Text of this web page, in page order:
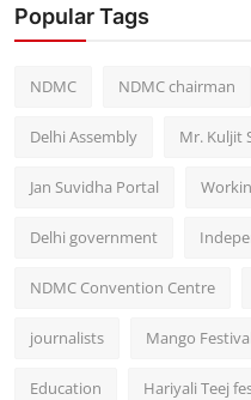
Popular Tags
NDMC NDMC chairman
Delhi Assembly Mr. Kuljit
Jan Suvidha Portal
Delhi government
NDMC Convention Centre
journalists Mango Festival
Education Hariyali Teej